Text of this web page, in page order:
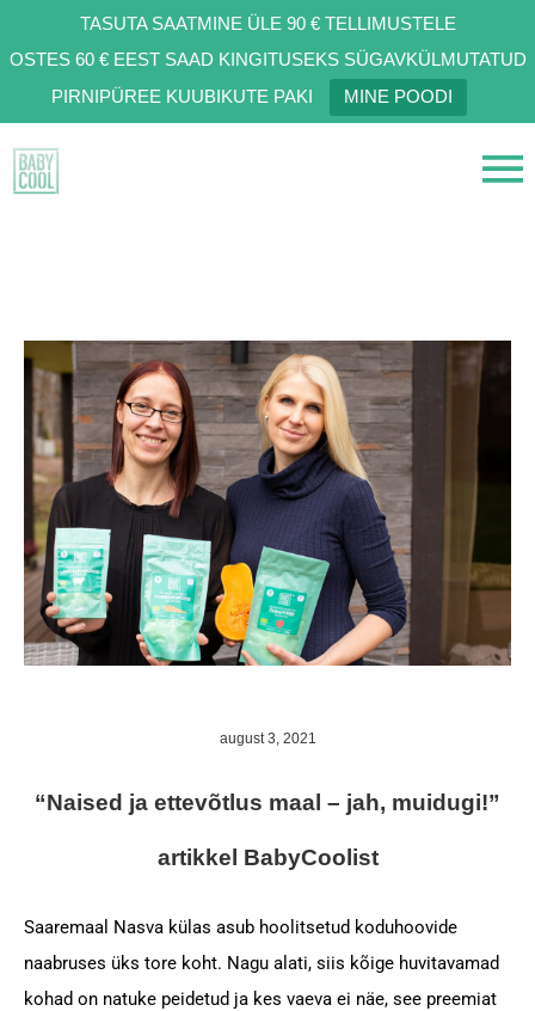
TASUTA SAATMINE ÜLE 90 € TELLIMUSTELE
OSTES 60 € EEST SAAD KINGITUSEKS SÜGAVKÜLMUTATUD
PIRNIPÜREE KUUBIKUTE PAKI
MINE POODI
august 3, 2021
“Naised ja ettevõtlus maal – jah, muidugi!”
artikkel BabyCoolist
Saaremaal Nasva külas asub hoolitsetud koduhoovide
naabruses üks tore koht. Nagu alati, siis kõige huvitavamad
kohad on natuke peidetud ja kes vaeva ei näe, see preemiat